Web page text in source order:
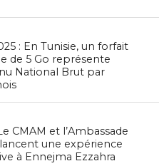
: En Tunisie, un forfait
de 5 Go représente
National Brut par
CMAM et l’Ambassade
une expérience
à Ennejma Ezzahra